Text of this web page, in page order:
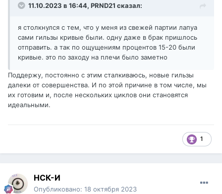
11.10.2023 в 16:44, PRND21 сказал:
я столкнулся с тем, что у меня из свежей партии лапуа
сами гильзы кривые были. одну даже в брак пришлось
отправить. а так по ощущениям процентов 15-20 были
кривые. это по заходу на плечи было заметно
Поддержу, постоянно с этим сталкиваюсь, новые гильзы
далеки от совершенства. И по этой причине в том числе, мы
их готовим и, после нескольких циклов они становятся
идеальными.
1
НСК-И
Опубликовано: 18 октября 2023